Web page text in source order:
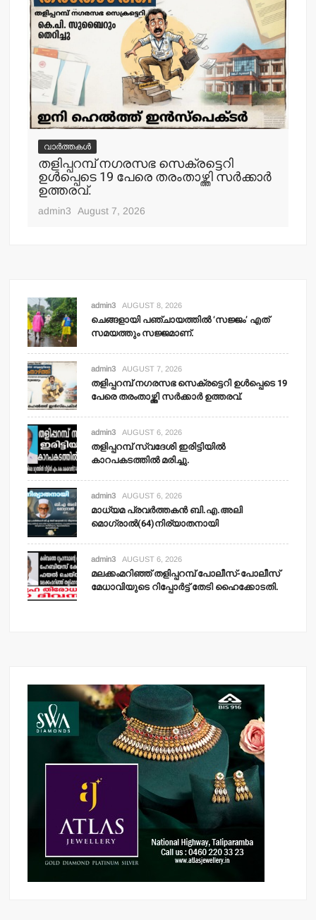
വാർത്തകൾ
തളിപ്പറമ്പ് നഗരസഭ സെക്രട്ടെറി
ഉള്‍പ്പെടെ 19 പേരെ തരംതാഴ്ത്തി സര്‍ക്കാര്‍
ഉത്തരവ്.
admin3 August 7, 2026
admin3 AUGUST 8, 2026
ചെങ്ങളായി പഞ്ചായത്തില്‍ ‘സജ്ജം’ എത്
സമയത്തും സജ്ജമാണ്.
admin3 AUGUST 7, 2026
തളിപ്പറമ്പ് നഗരസഭ സെക്രട്ടെറി ഉള്‍പ്പെടെ 19
പേരെ തരംതാഴ്ത്തി സര്‍ക്കാര്‍ ഉത്തരവ്.
admin3 AUGUST 6, 2026
തളിപ്പറമ്പ് സ്വദേശി ഇരിട്ടിയില്‍
കാറപകടത്തില്‍ മരിച്ചു.
admin3 AUGUST 6, 2026
മാധ്യമ പ്രവര്‍ത്തകന്‍ ബി.എ.അലി
മൊഗ്രാല്‍(64)നിര്യാതനായി
admin3 AUGUST 6, 2026
മലക്കംമറിഞ്ഞ് തളിപ്പറമ്പ് പോലീസ്-പോലീസ്
മേധാവിയുടെ റിപ്പോര്‍ട്ട് തേടി ഹൈക്കോടതി.